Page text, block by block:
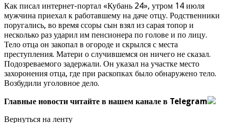
Как писал интернет-портал «Кубань 24», утром 14 июля
мужчина приехал к работавшему на даче отцу. Родственники
поругались, во время ссоры сын взял из сарая топор и
несколько раз ударил им пенсионера по голове и по лицу.
Тело отца он закопал в огороде и скрылся с места
преступления. Матери о случившемся он ничего не сказал.
Подозреваемого задержали. Он указал на участке место
захоронения отца, где при раскопках было обнаружено тело.
Возбудили уголовное дело.
Главные новости читайте в нашем канале в Telegram
Вернуться на ленту